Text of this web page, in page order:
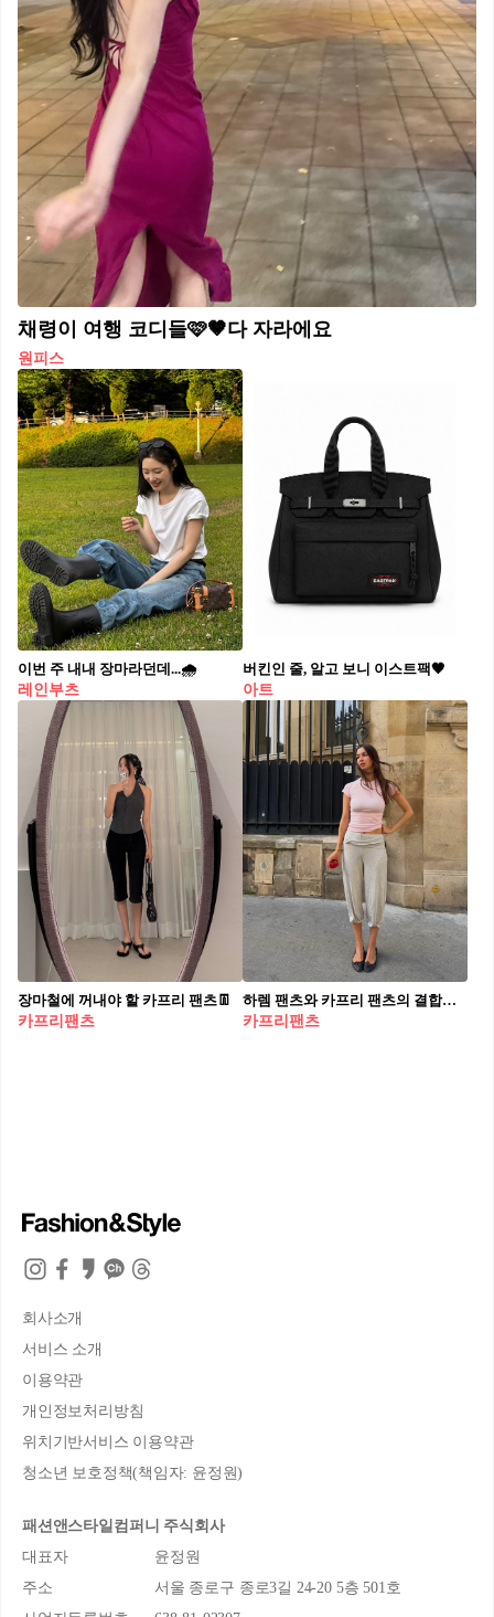
채령이 여행 코디들🩷🤎다 자라에요
원피스
이번 주 내내 장마라던데...🌧️
레인부츠
버킨인 줄, 알고 보니 이스트팩🖤
아트
장마철에 꺼내야 할 카프리 팬츠👖
카프리팬츠
하렘 팬츠와 카프리 팬츠의 결합👀🩷
카프리팬츠
회사소개
서비스 소개
이용약관
개인정보처리방침
위치기반서비스 이용약관
청소년 보호정책(책임자: 윤정원)
패션앤스타일컴퍼니 주식회사
대표자
윤정원
주소
서울 종로구 종로3길 24-20 5층 501호